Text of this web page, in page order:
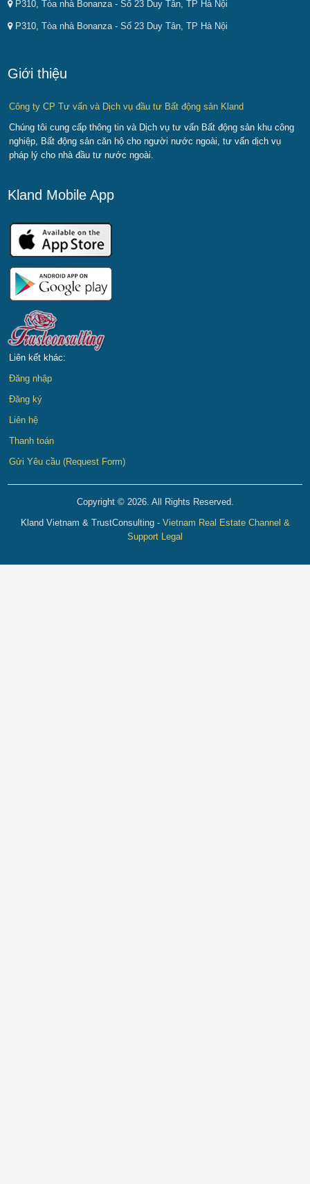
P310, Tòa nhà Bonanza - Số 23 Duy Tân, TP Hà Nội
P310, Tòa nhà Bonanza - Số 23 Duy Tân, TP Hà Nội
Giới thiệu
Công ty CP Tư vấn và Dịch vụ đầu tư Bất động sản Kland
Chúng tôi cung cấp thông tin và Dịch vụ tư vấn Bất động sản khu công
nghiệp, Bất động sản căn hộ cho người nước ngoài, tư vấn dịch vụ
pháp lý cho nhà đầu tư nước ngoài.
Kland Mobile App
Liên kết khác:
Đăng nhập
Đăng ký
Liên hệ
Thanh toán
Gửi Yêu cầu (Request Form)
Copyright © 2026. All Rights Reserved.
Kland Vietnam & TrustConsulting - Vietnam Real Estate Channel &
Support Legal